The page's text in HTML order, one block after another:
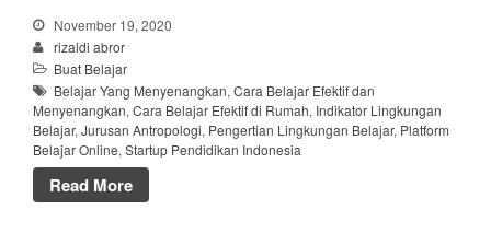
November 19, 2020
rizaldi abror
Buat Belajar
Belajar Yang Menyenangkan, Cara Belajar Efektif dan
Menyenangkan, Cara Belajar Efektif di Rumah, Indikator Lingkungan
Belajar, Jurusan Antropologi, Pengertian Lingkungan Belajar, Platform
Belajar Online, Startup Pendidikan Indonesia
Read More